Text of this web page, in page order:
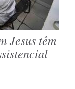
Jesus têm